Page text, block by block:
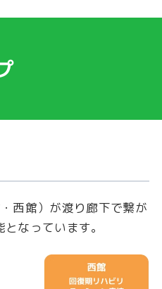
西館）が渡り廊下で繋が
なっています。